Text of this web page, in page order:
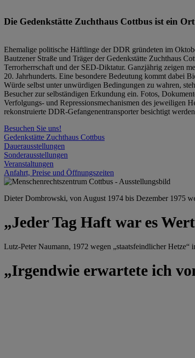
Die Gedenkstätte Zuchthaus Cottbus ist ein
Ehemalige politische Häftlinge der DDR gründeten im
Bautzener Straße und Träger der Gedenkstätte Zuchthaus
Terrorherrschaft und der SED-Diktatur. Ganzjährig zeigen
20. Jahrhunderts. Eine besondere Bedeutung kommt dabei
Würde selbst unter unwürdigen Bedingungen zu wahren,
Besucher zur selbständigen Erkundung ein. Fotos,
Verfolgungs- und Repressionsmechanismen des jeweiligen
rekonstruierte DDR-Gefangenentransporter besichtigt
Besuchen Sie uns!
Gedenkstätte Zuchthaus Cottbus
Dauerausstellungen
Sonderausstellungen
Veranstaltungen
Anfahrt, Preise und Öffnungszeiten
Dieter Dombrowski, von August 1974 bis Dezember 1975
„Jeder Tag Haft war es
Lutz-Peter Naumann, 1972 wegen „staatsfeindlicher Hetze“
„Irgendwie erwartete ich